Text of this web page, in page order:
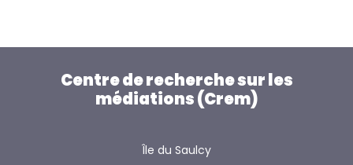
Centre de recherche sur les
médiations (Crem)
Île du Saulcy